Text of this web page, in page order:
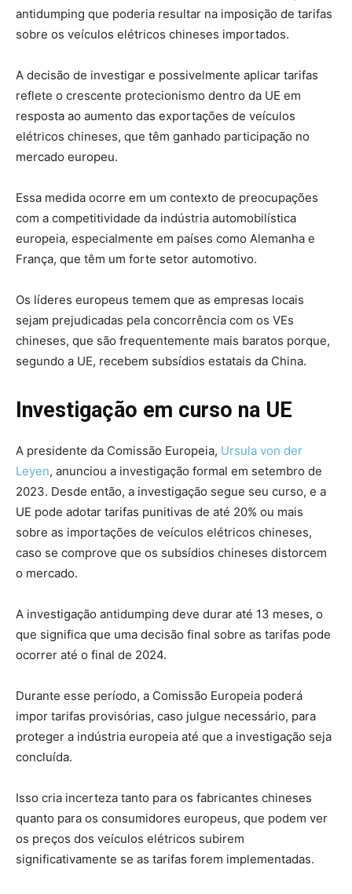
antidumping que poderia resultar na imposição de tarifas
sobre os veículos elétricos chineses importados.
A decisão de investigar e possivelmente aplicar tarifas
reflete o crescente protecionismo dentro da UE em
resposta ao aumento das exportações de veículos
elétricos chineses, que têm ganhado participação no
mercado europeu.
Essa medida ocorre em um contexto de preocupações
com a competitividade da indústria automobilística
europeia, especialmente em países como Alemanha e
França, que têm um forte setor automotivo.
Os líderes europeus temem que as empresas locais
sejam prejudicadas pela concorrência com os VEs
chineses, que são frequentemente mais baratos porque,
segundo a UE, recebem subsídios estatais da China.
Investigação em curso na UE
A presidente da Comissão Europeia, Ursula von der
Leyen, anunciou a investigação formal em setembro de
2023. Desde então, a investigação segue seu curso, e a
UE pode adotar tarifas punitivas de até 20% ou mais
sobre as importações de veículos elétricos chineses,
caso se comprove que os subsídios chineses distorcem
o mercado.
A investigação antidumping deve durar até 13 meses, o
que significa que uma decisão final sobre as tarifas pode
ocorrer até o final de 2024.
Durante esse período, a Comissão Europeia poderá
impor tarifas provisórias, caso julgue necessário, para
proteger a indústria europeia até que a investigação seja
concluída.
Isso cria incerteza tanto para os fabricantes chineses
quanto para os consumidores europeus, que podem ver
os preços dos veículos elétricos subirem
significativamente se as tarifas forem implementadas.